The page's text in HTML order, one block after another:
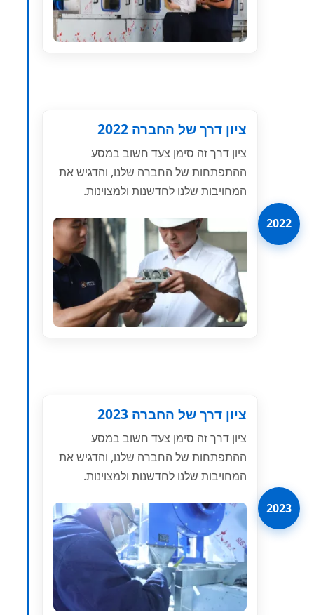
2022
ציון דרך של החברה 2022
ציון דרך זה סימן צעד חשוב במסע
ההתפתחות של החברה שלנו, והדגיש את
המחויבות שלנו לחדשנות ולמצוינות.
2023
ציון דרך של החברה 2023
ציון דרך זה סימן צעד חשוב במסע
ההתפתחות של החברה שלנו, והדגיש את
המחויבות שלנו לחדשנות ולמצוינות.